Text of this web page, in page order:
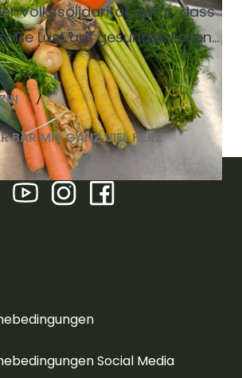
Volkssolidarität dafür, dass
Lust auf gesundes Essen
sein Job weit
Tomatensauce hinausgeht
auf den
verrät er hier und im
234.
BAR MIT GANZ VIEL HERZ
Social Media